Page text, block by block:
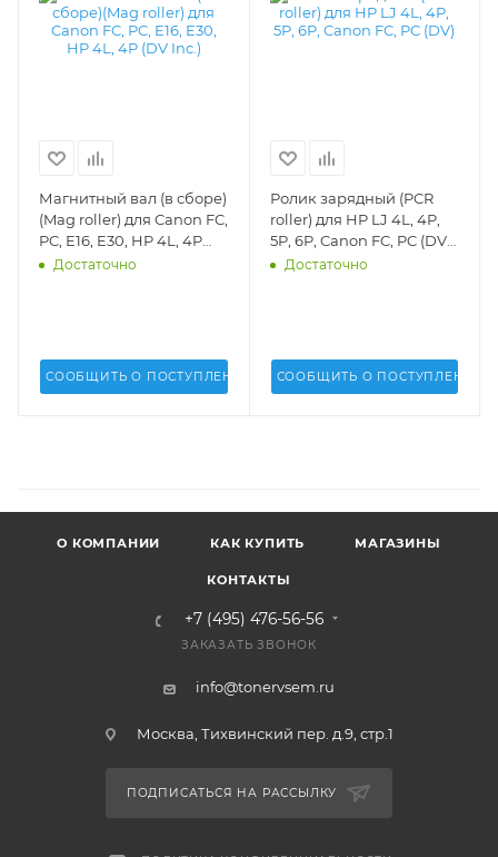
Магнитный вал (в сборе)
(Mag roller) для Canon FC,
PC, E16, E30, HP 4L, 4P
(DV Inc.) - DV-MAG-CAN-
Достаточно
СООБЩИТЬ О ПОСТУПЛЕНИИ
Ролик зарядный (PCR
roller) для HP LJ 4L, 4P,
5P, 6P, Canon FC, PC (DV)
- DV-PCR-E16-10
Достаточно
СООБЩИТЬ О ПОСТУПЛЕНИИ
О КОМПАНИИ КАК КУПИТЬ МАГАЗИНЫ
КОНТАКТЫ
+7 (495) 476-56-56
ЗАКАЗАТЬ ЗВОНОК
info@tonervsem.ru
Москва, Тихвинский пер. д.9, стр.1
ПОДПИСАТЬСЯ НА РАССЫЛКУ